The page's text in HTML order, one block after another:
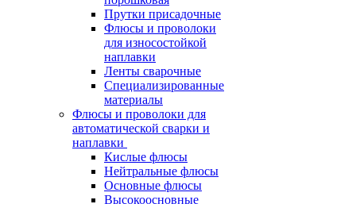
Прутки присадочные
Флюсы и проволоки
для износостойкой
наплавки
Ленты сварочные
Специализированные
материалы
Флюсы и проволоки для
автоматической сварки и
наплавки
Кислые флюсы
Нейтральные флюсы
Основные флюсы
Высокоосновные